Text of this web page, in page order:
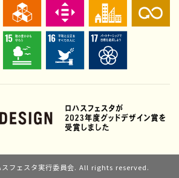
フェスタ実行委員会. All rights reserved.